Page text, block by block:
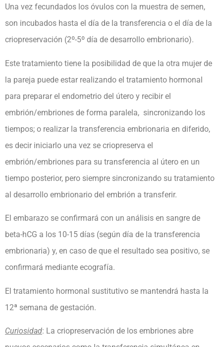
Una vez fecundados los óvulos con la muestra de semen,
son incubados hasta el día de la transferencia o el día de la
criopreservación (2º-5º día de desarrollo embrionario).
Este tratamiento tiene la posibilidad de que la otra mujer de
la pareja puede estar realizando el tratamiento hormonal
para preparar el endometrio del útero y recibir el
embrión/embriones de forma paralela, sincronizando los
tiempos; o realizar la transferencia embrionaria en diferido,
es decir iniciarlo una vez se criopreserva el
embrión/embriones para su transferencia al útero en un
tiempo posterior, pero siempre sincronizando su tratamiento
al desarrollo embrionario del embrión a transferir.
El embarazo se confirmará con un análisis en sangre de
beta-hCG a los 10-15 días (según día de la transferencia
embrionaria) y, en caso de que el resultado sea positivo, se
confirmará mediante ecografía.
El tratamiento hormonal sustitutivo se mantendrá hasta la
12ª semana de gestación.
Curiosidad: La criopreservación de los embriones abre